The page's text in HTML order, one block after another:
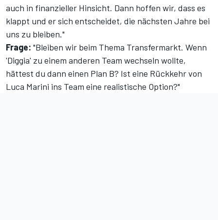
auch in finanzieller Hinsicht. Dann hoffen wir, dass es
klappt und er sich entscheidet, die nächsten Jahre bei
uns zu bleiben."
Frage: "Bleiben wir beim Thema Transfermarkt. Wenn
'Diggia' zu einem anderen Team wechseln wollte,
hättest du dann einen Plan B? Ist eine Rückkehr von
Luca Marini ins Team eine realistische Option?"